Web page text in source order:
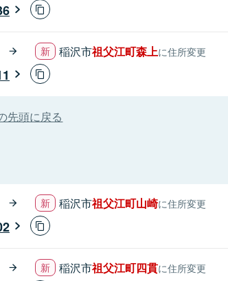
稲沢市祖父江町森上に住所変更
先頭に戻る
稲沢市祖父江町山崎に住所変更
稲沢市祖父江町四貫に住所変更